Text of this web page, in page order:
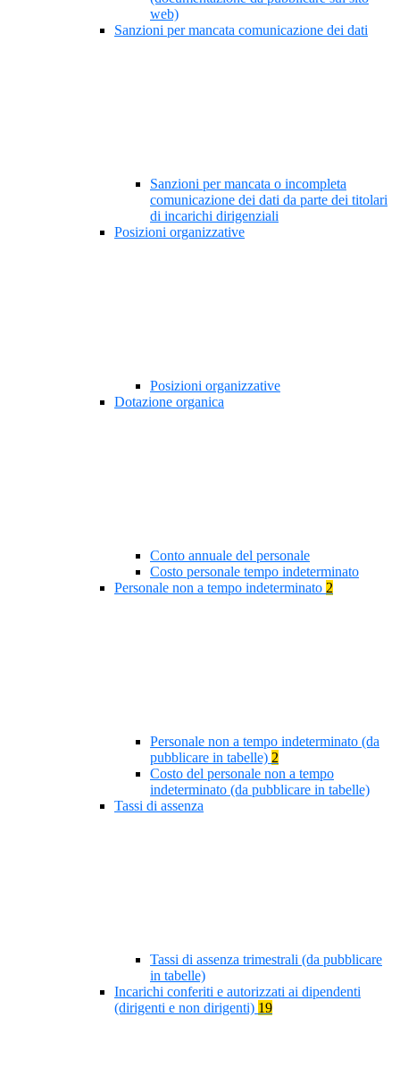
web)
Sanzioni per mancata comunicazione dei dati
Sanzioni per mancata o incompleta
comunicazione dei dati da parte dei titolari
di incarichi dirigenziali
Posizioni organizzative
Posizioni organizzative
Dotazione organica
Conto annuale del personale
Costo personale tempo indeterminato
Personale non a tempo indeterminato 2
Personale non a tempo indeterminato (da
pubblicare in tabelle) 2
Costo del personale non a tempo
indeterminato (da pubblicare in tabelle)
Tassi di assenza
Tassi di assenza trimestrali (da pubblicare
in tabelle)
Incarichi conferiti e autorizzati ai dipendenti
(dirigenti e non dirigenti) 19